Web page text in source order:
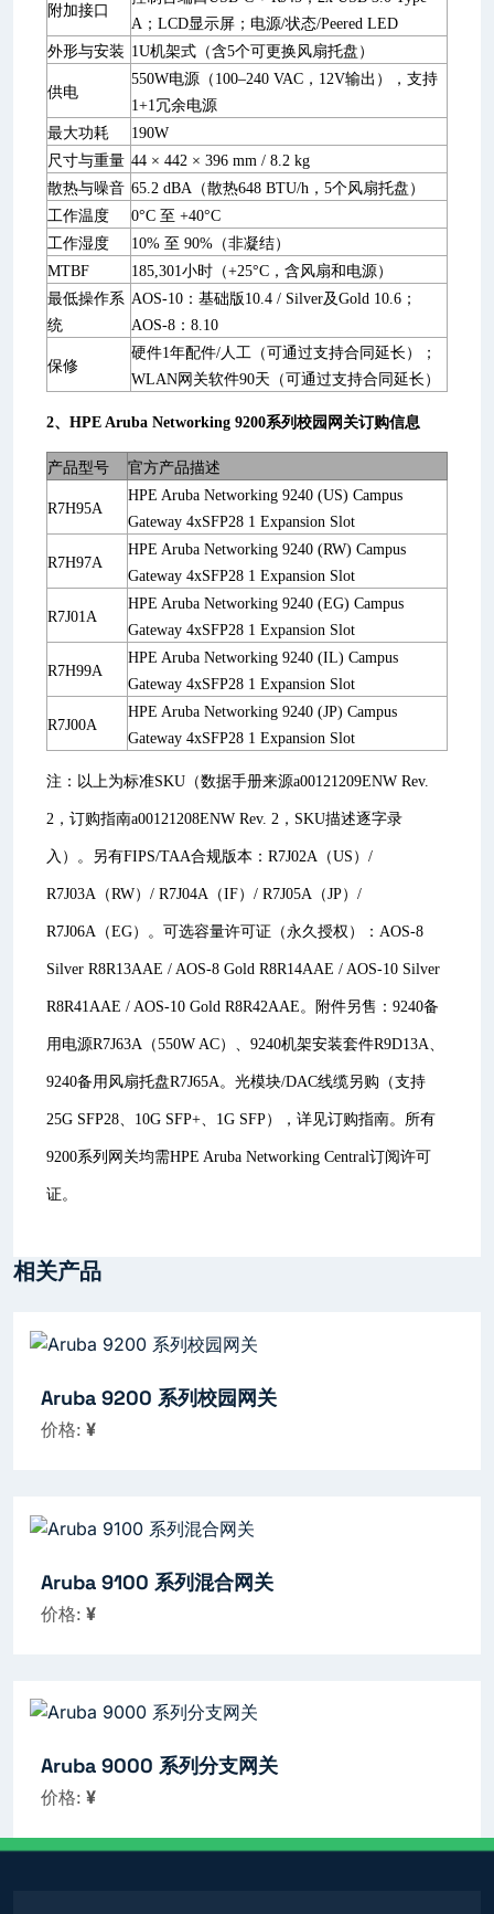
附加接口
A；LCD显示屏；电源/状态/Peered LED
外形与安装 1U机架式（含5个可更换风扇托盘）
供电
550W电源（100–240 VAC，12V输出），支持
1+1冗余电源
最大功耗
190W
尺寸与重量 44 × 442 × 396 mm / 8.2 kg
散热与噪音 65.2 dBA（散热648 BTU/h，5个风扇托盘）
工作温度
0°C 至 +40°C
工作湿度
10% 至 90%（非凝结）
MTBF
185,301小时（+25°C，含风扇和电源）
最低操作系
统
AOS-10：基础版10.4 / Silver及Gold 10.6；
AOS-8：8.10
保修
硬件1年配件/人工（可通过支持合同延长）；
WLAN网关软件90天（可通过支持合同延长）
2、HPE Aruba Networking 9200系列校园网关订购信息
产品型号 官方产品描述
R7H95A
HPE Aruba Networking 9240 (US) Campus
Gateway 4xSFP28 1 Expansion Slot
R7H97A
HPE Aruba Networking 9240 (RW) Campus
Gateway 4xSFP28 1 Expansion Slot
R7J01A
HPE Aruba Networking 9240 (EG) Campus
Gateway 4xSFP28 1 Expansion Slot
R7H99A
HPE Aruba Networking 9240 (IL) Campus
Gateway 4xSFP28 1 Expansion Slot
R7J00A
HPE Aruba Networking 9240 (JP) Campus
Gateway 4xSFP28 1 Expansion Slot
注：以上为标准SKU（数据手册来源a00121209ENW Rev.
2，订购指南a00121208ENW Rev. 2，SKU描述逐字录
入）。另有FIPS/TAA合规版本：R7J02A（US）/
R7J03A（RW）/ R7J04A（IF）/ R7J05A（JP）/
R7J06A（EG）。可选容量许可证（永久授权）：AOS-8
Silver R8R13AAE / AOS-8 Gold R8R14AAE / AOS-10 Silver
R8R41AAE / AOS-10 Gold R8R42AAE。附件另售：9240备
用电源R7J63A（550W AC）、9240机架安装套件R9D13A、
9240备用风扇托盘R7J65A。光模块/DAC线缆另购（支持
25G SFP28、10G SFP+、1G SFP），详见订购指南。所有
9200系列网关均需HPE Aruba Networking Central订阅许可
证。
相关产品
Aruba 9200 系列校园网关
价格: ¥
Aruba 9100 系列混合网关
价格: ¥
Aruba 9000 系列分支网关
价格: ¥